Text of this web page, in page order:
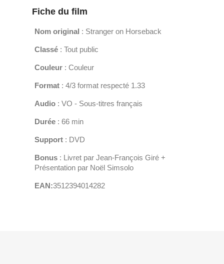
Fiche du film
Nom original : Stranger on Horseback
Classé : Tout public
Couleur : Couleur
Format : 4/3 format respecté 1.33
Audio : VO - Sous-titres français
Durée : 66 min
Support : DVD
Bonus : Livret par Jean-François Giré +
Présentation par Noël Simsolo
EAN:3512394014282